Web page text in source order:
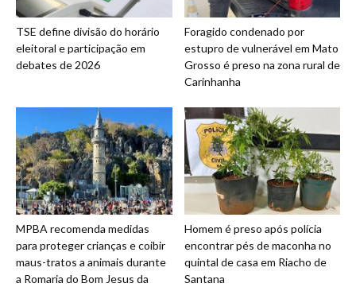
TSE define divisão do horário
eleitoral e participação em
debates de 2026
Foragido condenado por
estupro de vulnerável em Mato
Grosso é preso na zona rural de
Carinhanha
MPBA recomenda medidas
para proteger crianças e coibir
maus-tratos a animais durante
a Romaria do Bom Jesus da
Homem é preso após polícia
encontrar pés de maconha no
quintal de casa em Riacho de
Santana